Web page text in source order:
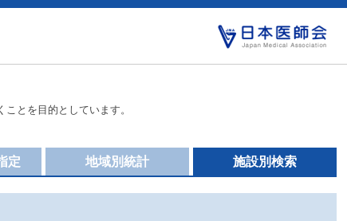
とを目的としています。
施設別検索
地域別統計
定